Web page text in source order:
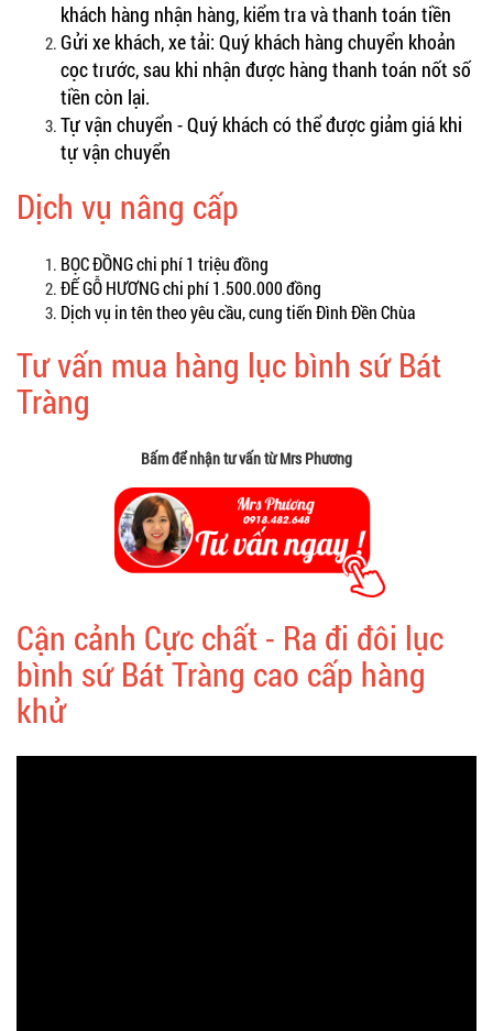
khách hàng nhận hàng, kiểm tra và thanh toán tiền
Gửi xe khách, xe tải: Quý khách hàng chuyển khoản
cọc trước, sau khi nhận được hàng thanh toán nốt số
tiền còn lại.
Tự vận chuyển - Quý khách có thể được giảm giá khi
tự vận chuyển
Dịch vụ nâng cấp
BỌC ĐỒNG chi phí 1 triệu đồng
ĐẾ GỖ HƯƠNG chi phí 1.500.000 đồng
Dịch vụ in tên theo yêu cầu, cung tiến Đình Đền Chùa
Tư vấn mua hàng lục bình sứ Bát
Tràng
Bấm để nhận tư vấn từ Mrs Phương
Cận cảnh Cực chất - Ra đi đôi lục
bình sứ Bát Tràng cao cấp hàng
khử